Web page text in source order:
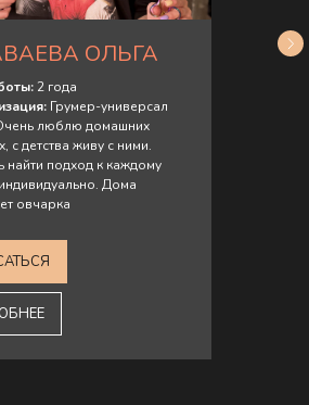
ОЛЬГА
2 года
Грумер-универсал
люблю домашних
с детства живу с ними.
найти подход к каждому
Дома
овчарка